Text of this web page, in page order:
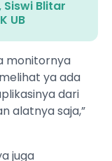
Blitar
UB
monitornya
ya ada
dari
alatnya saja,”
juga